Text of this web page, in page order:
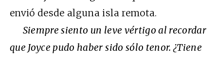
envió desde alguna isla remota.
Siempre siento un leve vértigo al recordar
que Joyce pudo haber sido sólo tenor. ¿Tiene